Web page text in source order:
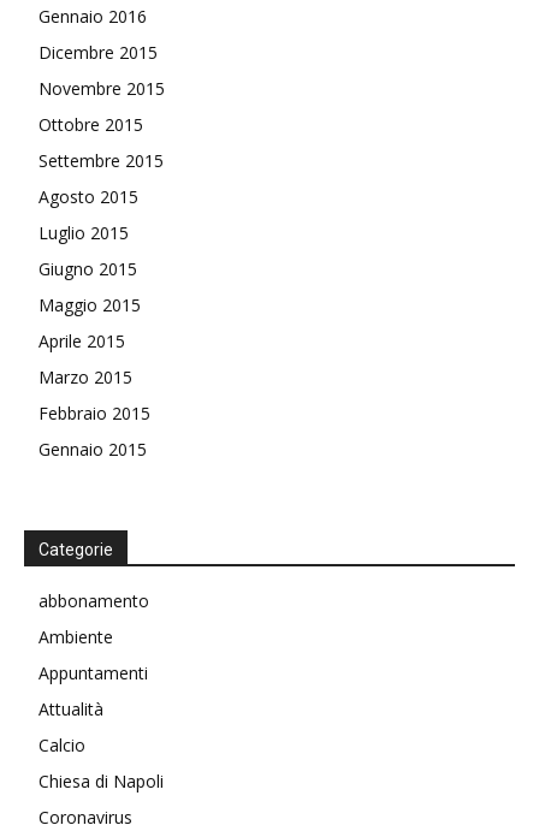
Gennaio 2016
Dicembre 2015
Novembre 2015
Ottobre 2015
Settembre 2015
Agosto 2015
Luglio 2015
Giugno 2015
Maggio 2015
Aprile 2015
Marzo 2015
Febbraio 2015
Gennaio 2015
Categorie
abbonamento
Ambiente
Appuntamenti
Attualità
Calcio
Chiesa di Napoli
Coronavirus